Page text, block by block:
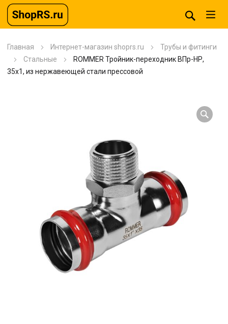
Главная Интернет-магазин shoprs.ru
Трубы и фитинги
Стальные
ROMMER Тройник-переходник ВПр-НР,
35х1, из нержавеющей стали прессовой